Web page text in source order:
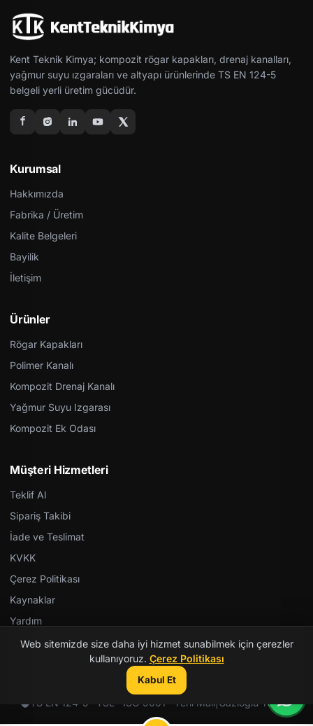
Kent Teknik Kimya; kompozit rögar kapakları, drenaj kanalları,
yağmur suyu ızgaraları ve altyapı ürünlerinde TS EN 124-5
belgeli yerli üretim gücüdür.
Kurumsal
Hakkımızda
Fabrika / Üretim
Kalite Belgeleri
Bayilik
İletişim
Ürünler
Rögar Kapakları
Polimer Kanalı
Kompozit Drenaj Kanalı
Yağmur Suyu Izgarası
Kompozit Ek Odası
Müşteri Hizmetleri
Teklif Al
Sipariş Takibi
İade ve Teslimat
KVKK
Çerez Politikası
Kaynaklar
Yardım
© 2026 Kent Teknik Kimya. Tüm hakları saklıdır.
TS EN 124-5 · TSE · ISO 9001 · Yerli Malı|Gazioğlu Yazılım
Web sitemizde size daha iyi hizmet sunabilmek için çerezler
kullanıyoruz. Çerez Politikası
Kabul Et